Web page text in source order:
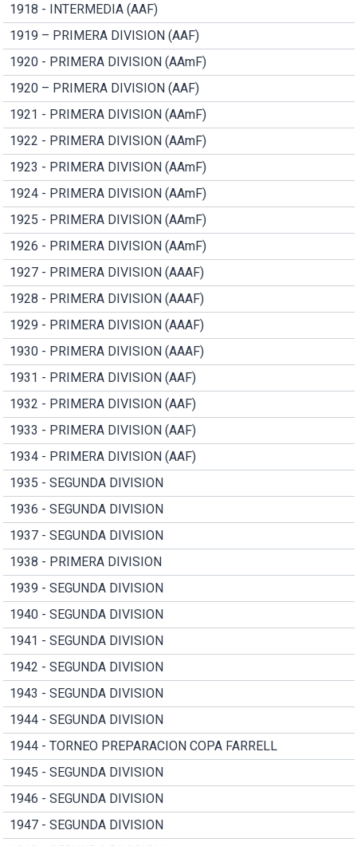
1918 - INTERMEDIA (AAF)
1919 – PRIMERA DIVISION (AAF)
1920 - PRIMERA DIVISION (AAmF)
1920 – PRIMERA DIVISION (AAF)
1921 - PRIMERA DIVISION (AAmF)
1922 - PRIMERA DIVISION (AAmF)
1923 - PRIMERA DIVISION (AAmF)
1924 - PRIMERA DIVISION (AAmF)
1925 - PRIMERA DIVISION (AAmF)
1926 - PRIMERA DIVISION (AAmF)
1927 - PRIMERA DIVISION (AAAF)
1928 - PRIMERA DIVISION (AAAF)
1929 - PRIMERA DIVISION (AAAF)
1930 - PRIMERA DIVISION (AAAF)
1931 - PRIMERA DIVISION (AAF)
1932 - PRIMERA DIVISION (AAF)
1933 - PRIMERA DIVISION (AAF)
1934 - PRIMERA DIVISION (AAF)
1935 - SEGUNDA DIVISION
1936 - SEGUNDA DIVISION
1937 - SEGUNDA DIVISION
1938 - PRIMERA DIVISION
1939 - SEGUNDA DIVISION
1940 - SEGUNDA DIVISION
1941 - SEGUNDA DIVISION
1942 - SEGUNDA DIVISION
1943 - SEGUNDA DIVISION
1944 - SEGUNDA DIVISION
1944 - TORNEO PREPARACION COPA FARRELL
1945 - SEGUNDA DIVISION
1946 - SEGUNDA DIVISION
1947 - SEGUNDA DIVISION